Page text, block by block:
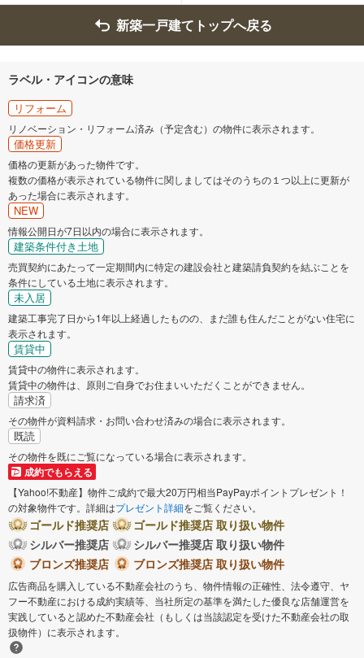
新築一戸建てトップへ戻る
ラベル・アイコンの意味
リフォーム
リノベーション・リフォーム済み（予定含む）の物件に表示されます。
価格更新
価格の更新があった物件です。
複数の価格が表示されている物件に関しましてはそのうちの１つ以上に更新が
あった場合に表示されます。
NEW
情報公開日が7日以内の場合に表示されます。
建築条件付き土地
売買契約にあたって一定期間内に特定の建設会社と建築請負契約を結ぶことを
条件にしている土地に表示されます。
未入居
建築工事完了日から1年以上経過したものの、まだ誰も住んだことがない住宅に
表示されます。
賃貸中
賃貸中の物件に表示されます。
賃貸中の物件は、原則ご自身でお住まいいただくことができません。
請求済
その物件が資料請求・お問い合わせ済みの場合に表示されます。
既読
その物件を既にご覧になっている場合に表示されます。
成約でもらえる
【Yahoo!不動産】物件ご成約で最大20万円相当PayPayポイントプレゼント！
の対象物件です。詳細はプレゼント詳細をご覧ください。
ゴールド推奨店
ゴールド推奨店 取り扱い物件
シルバー推奨店
シルバー推奨店 取り扱い物件
ブロンズ推奨店
ブロンズ推奨店 取り扱い物件
広告商品を購入している不動産会社のうち、物件情報の正確性、法令遵守、ヤ
フー不動産における成約実績等、当社所定の基準を満たした優良な店舗運営を
実践していると認めた不動産会社（もしくは当該認定を受けた不動産会社の取
扱物件）に表示されます。